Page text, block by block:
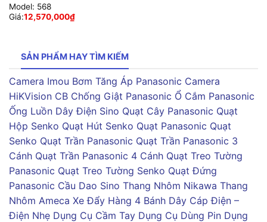
Model: 568
Giá:12,570,000₫
SẢN PHẨM HAY TÌM KIẾM
Camera Imou Bơm Tăng Áp Panasonic Camera
HiKVision CB Chống Giật Panasonic Ổ Cắm Panasonic
Ống Luồn Dây Điện Sino Quạt Cây Panasonic Quạt
Hộp Senko Quạt Hút Senko Quạt Panasonic Quạt
Senko Quạt Trần Panasonic Quạt Trần Panasonic 3
Cánh Quạt Trần Panasonic 4 Cánh Quạt Treo Tường
Panasonic Quạt Treo Tường Senko Quạt Đứng
Panasonic Cầu Dao Sino Thang Nhôm Nikawa Thang
Nhôm Ameca Xe Đẩy Hàng 4 Bánh Dây Cáp Điện –
Điện Nhẹ Dụng Cụ Cầm Tay Dụng Cụ Dùng Pin Dụng